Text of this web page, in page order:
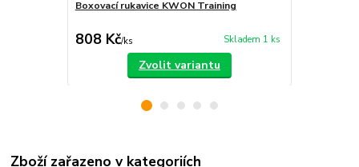
Boxovací rukavice KWON Training
808 Kč/ks Skladem 1 ks
Zvolit variantu
Zboží zařazeno v kategoriích